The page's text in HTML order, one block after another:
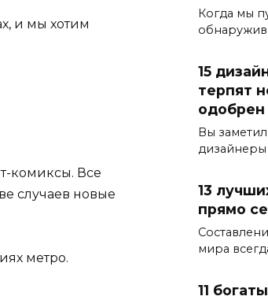
и мы хотим
комиксы. Все
случаев новые
метро.
Когда мы
15
терпят
одобрен
Вы
13
прямо
мира
11